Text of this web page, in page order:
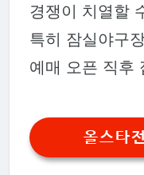
경쟁이 치열할
특히 잠실야구
예매 오픈 직후
올스타